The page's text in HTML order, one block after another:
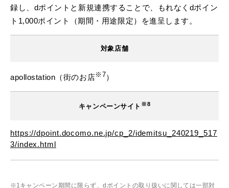
録し、dポイントと新規連携することで、もれなくdポイン
ト1,000ポイント（期間・用途限定）を進呈します。
対象店舗
apollostation（街のお店※7）
キャンペーンサイト ※8
https://dpoint.docomo.ne.jp/cp_2/idemitsu_240219_517
3/index.html
キャンペーン期間に限らず、dポイントの取り扱いに関しては一部対